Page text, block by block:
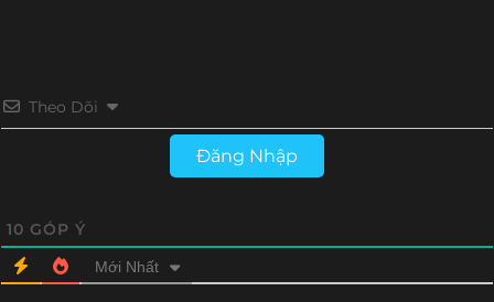
Theo Dõi
Đăng Nhập
10 GÓP Ý
Mới Nhất